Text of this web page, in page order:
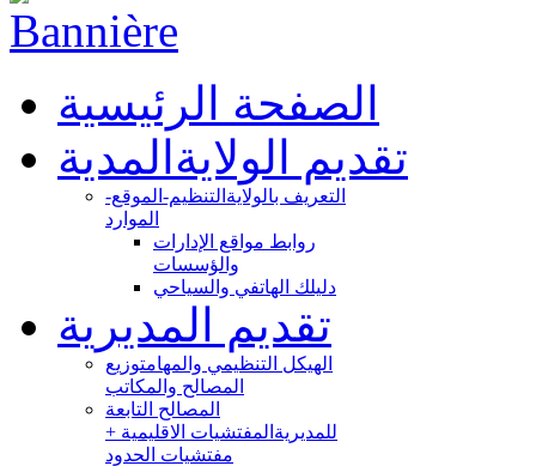
الصفحة الرئيسية
تقديم الولاية المدية
التعريف بالولاية التنظيم-الموقع-
الموارد
روابط مواقع الإدارات
والؤسسات
دليلك الهاتفي والسياحي
تقديم المديرية
الهيكل التنظيمي والمهامتوزيع
المصالح والمكاتب
المصالح التابعة
للمديرية المفتشيات الاقليمية +
مفتشيات الحدود